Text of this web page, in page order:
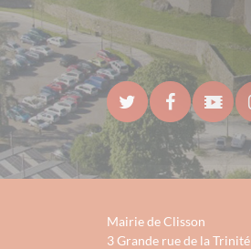
Mairie de Clisson
3 Grande rue de la Trinité